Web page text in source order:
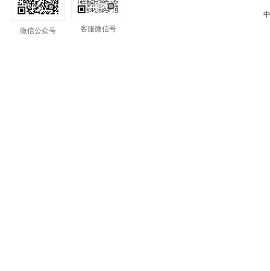
微信公众号
客服微信号